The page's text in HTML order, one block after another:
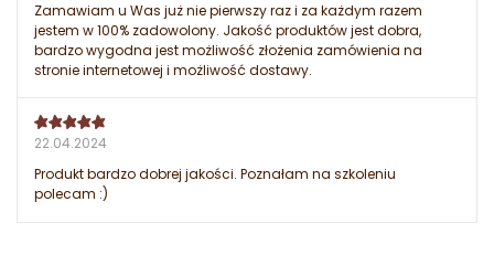
Zamawiam u Was już nie pierwszy raz i za każdym razem
jestem w 100% zadowolony. Jakość produktów jest dobra,
bardzo wygodna jest możliwość złożenia zamówienia na
stronie internetowej i możliwość dostawy.
22.04.2024
Produkt bardzo dobrej jakości. Poznałam na szkoleniu
polecam :)